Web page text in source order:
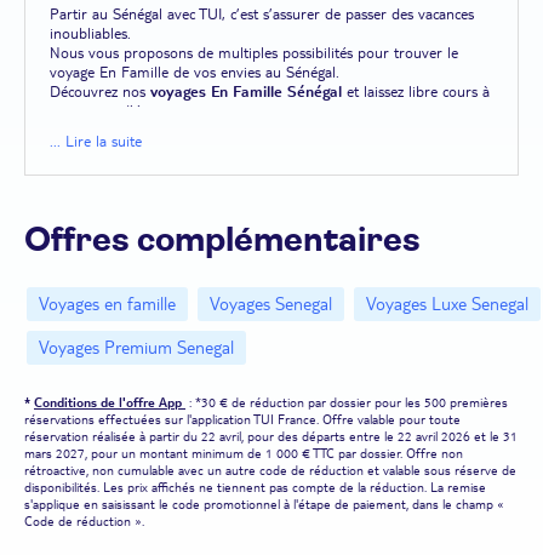
Partir au Sénégal avec TUI, c’est s’assurer de passer des vacances
inoubliables.
Nous vous proposons de multiples possibilités pour trouver le
voyage En Famille de vos envies au Sénégal.
Découvrez nos voyages En Famille Sénégal et laissez libre cours à
vos envies d’évasion.
... Lire la suite
Offres complémentaires
Voyages en famille Voyages Senegal
Voyages Luxe Senegal
Voyages Premium Senegal
* Conditions de l'offre App : *30 € de réduction par dossier pour les 500 premières
réservations effectuées sur l'application TUI France. Offre valable pour toute
réservation réalisée à partir du 22 avril, pour des départs entre le 22 avril 2026 et le 31
mars 2027, pour un montant minimum de 1 000 € TTC par dossier. Offre non
rétroactive, non cumulable avec un autre code de réduction et valable sous réserve de
disponibilités. Les prix affichés ne tiennent pas compte de la réduction. La remise
s'applique en saisissant le code promotionnel à l'étape de paiement, dans le champ «
Code de réduction ».